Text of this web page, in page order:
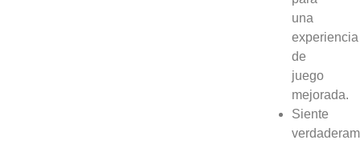
una
experiencia
de
juego
mejorada.
Siente